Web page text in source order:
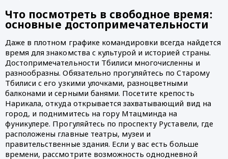
Что посмотреть в свободное время:
основные достопримечательности
Даже в плотном графике командировки всегда найдется
время для знакомства с культурой и историей страны.
Достопримечательности Тбилиси многочисленны и
разнообразны. Обязательно прогуляйтесь по Старому
Тбилиси с его узкими улочками, разноцветными
балконами и серными банями. Посетите крепость
Нарикала, откуда открывается захватывающий вид на
город, и поднимитесь на гору Мтацминда на
фуникулере. Прогуляйтесь по проспекту Руставели, где
расположены главные театры, музеи и
правительственные здания. Если у вас есть больше
времени, рассмотрите возможность однодневной